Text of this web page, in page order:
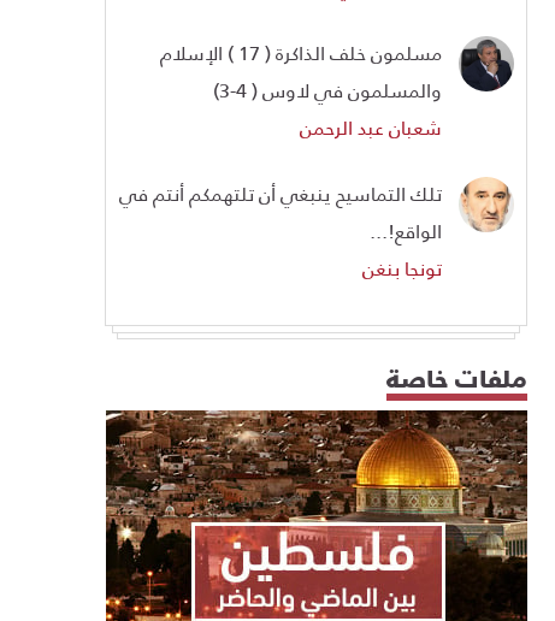
مسلمون خلف الذاكرة ( 17 ) الإسلام
والمسلمون في لاوس ( 4-3)
شعبان عبد الرحمن
تلك التماسيح ينبغي أن تلتهمكم أنتم في
الواقع!...
تونجا بنغن
ملفات خاصة